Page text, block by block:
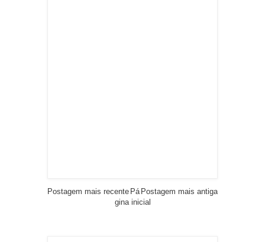
Postagem mais recente Postagem mais antiga
Pá
gina inicial